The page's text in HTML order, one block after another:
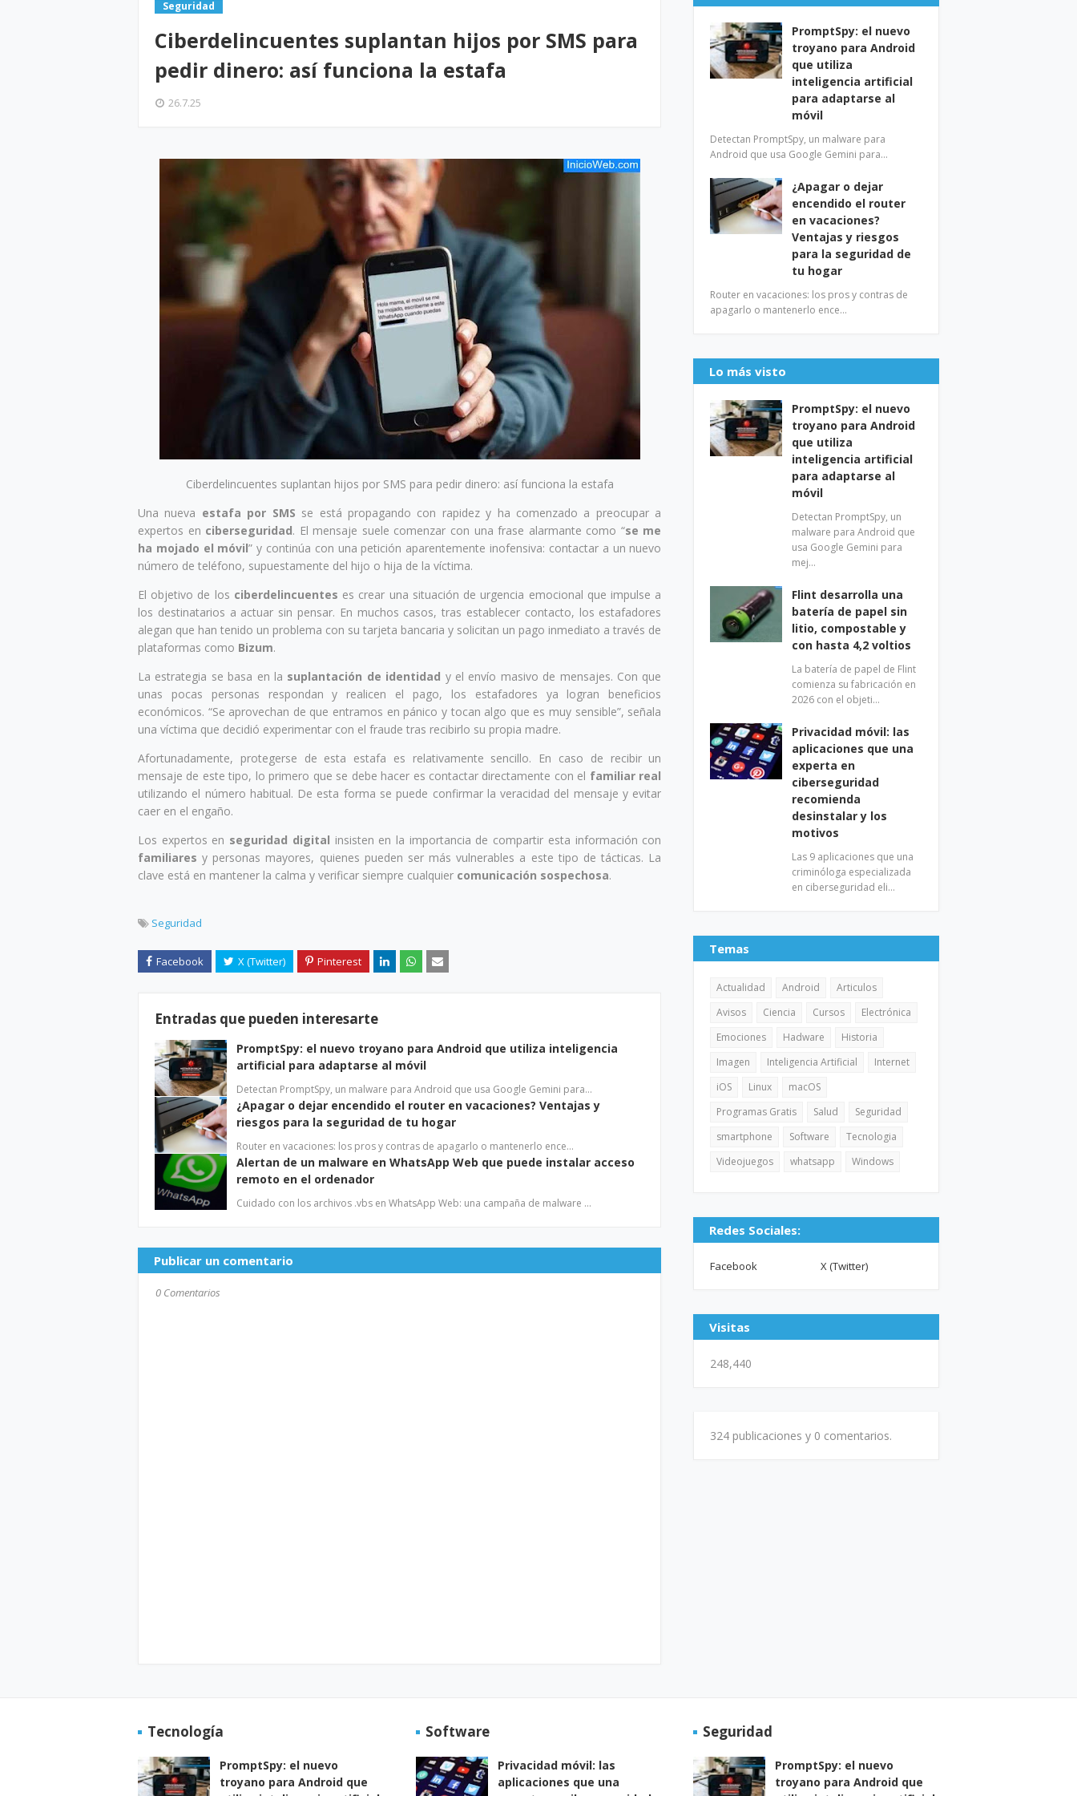
Seguridad
Ciberdelincuentes suplantan hijos por SMS para
pedir dinero: así funciona la estafa
26.7.25
Ciberdelincuentes suplantan hijos por SMS para pedir dinero: así funciona la estafa
Una nueva estafa por SMS se está propagando con rapidez y ha comenzado a preocupar a
expertos en ciberseguridad. El mensaje suele comenzar con una frase alarmante como “se me
ha mojado el móvil” y continúa con una petición aparentemente inofensiva: contactar a un nuevo
número de teléfono, supuestamente del hijo o hija de la víctima.
El objetivo de los ciberdelincuentes es crear una situación de urgencia emocional que impulse a
los destinatarios a actuar sin pensar. En muchos casos, tras establecer contacto, los estafadores
alegan que han tenido un problema con su tarjeta bancaria y solicitan un pago inmediato a través de
plataformas como Bizum.
La estrategia se basa en la suplantación de identidad y el envío masivo de mensajes. Con que
unas pocas personas respondan y realicen el pago, los estafadores ya logran beneficios
económicos. “Se aprovechan de que entramos en pánico y tocan algo que es muy sensible”, señala
una víctima que decidió experimentar con el fraude tras recibirlo su propia madre.
Afortunadamente, protegerse de esta estafa es relativamente sencillo. En caso de recibir un
mensaje de este tipo, lo primero que se debe hacer es contactar directamente con el familiar real
utilizando el número habitual. De esta forma se puede confirmar la veracidad del mensaje y evitar
caer en el engaño.
Los expertos en seguridad digital insisten en la importancia de compartir esta información con
familiares y personas mayores, quienes pueden ser más vulnerables a este tipo de tácticas. La
clave está en mantener la calma y verificar siempre cualquier comunicación sospechosa.
Seguridad
Entradas que pueden interesarte
PromptSpy: el nuevo troyano para Android que utiliza inteligencia
artificial para adaptarse al móvil
Detectan PromptSpy, un malware para Android que usa Google Gemini para…
¿Apagar o dejar encendido el router en vacaciones? Ventajas y
riesgos para la seguridad de tu hogar
Router en vacaciones: los pros y contras de apagarlo o mantenerlo ence…
Alertan de un malware en WhatsApp Web que puede instalar acceso
remoto en el ordenador
Cuidado con los archivos .vbs en WhatsApp Web: una campaña de malware …
Publicar un comentario
0 Comentarios
PromptSpy: el nuevo
troyano para Android
que utiliza
inteligencia artificial
para adaptarse al
móvil
Detectan PromptSpy, un malware para
Android que usa Google Gemini para…
¿Apagar o dejar
encendido el router
en vacaciones?
Ventajas y riesgos
para la seguridad de
tu hogar
Router en vacaciones: los pros y contras de
apagarlo o mantenerlo ence…
Lo más visto
PromptSpy: el nuevo
troyano para Android
que utiliza
inteligencia artificial
para adaptarse al
móvil
Detectan PromptSpy, un
malware para Android que
usa Google Gemini para
mej…
Flint desarrolla una
batería de papel sin
litio, compostable y
con hasta 4,2 voltios
La batería de papel de Flint
comienza su fabricación en
2026 con el objeti…
Privacidad móvil: las
aplicaciones que una
experta en
ciberseguridad
recomienda
desinstalar y los
motivos
Las 9 aplicaciones que una
criminóloga especializada
en ciberseguridad eli…
Temas
Actualidad Android
Articulos
Avisos
Ciencia Cursos
Electrónica
Emociones
Hadware
Historia
Imagen
Inteligencia Artificial
Internet
iOS
Linux
macOS
Programas Gratis
Salud
Seguridad
smartphone
Software
Tecnologia
Videojuegos
whatsapp Windows
Redes Sociales:
Facebook X (Twitter)
Visitas
248,440
324 publicaciones y 0 comentarios.
Tecnología
PromptSpy: el nuevo
troyano para Android que
Software
Privacidad móvil: las
aplicaciones que una
Seguridad
PromptSpy: el nuevo
troyano para Android que